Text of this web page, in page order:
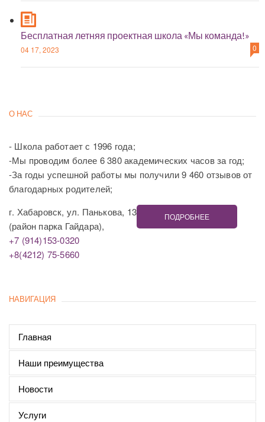
Бесплатная летняя проектная школа «Мы команда!»
04 17, 2023 0
О НАС
- Школа работает с 1996 года;
-Мы проводим более 6 380 академических часов за год;
-За годы успешной работы мы получили 9 460 отзывов от
благодарных родителей;
г. Хабаровск, ул. Панькова, 13
(район парка Гайдара),
+7 (914)153-0320
+8(4212) 75-5660
ПОДРОБНЕЕ
НАВИГАЦИЯ
Главная
Наши преимущества
Новости
Услуги